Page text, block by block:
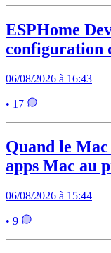
ESPHome
configuration
06/08/2026 à 16:43
• 17
Quand le
apps Mac au
06/08/2026 à 15:44
• 9